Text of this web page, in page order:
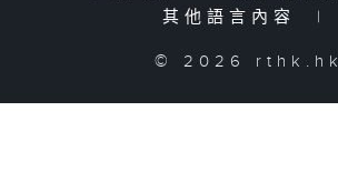
其他語言內容
|
© 2026 rthk.hk